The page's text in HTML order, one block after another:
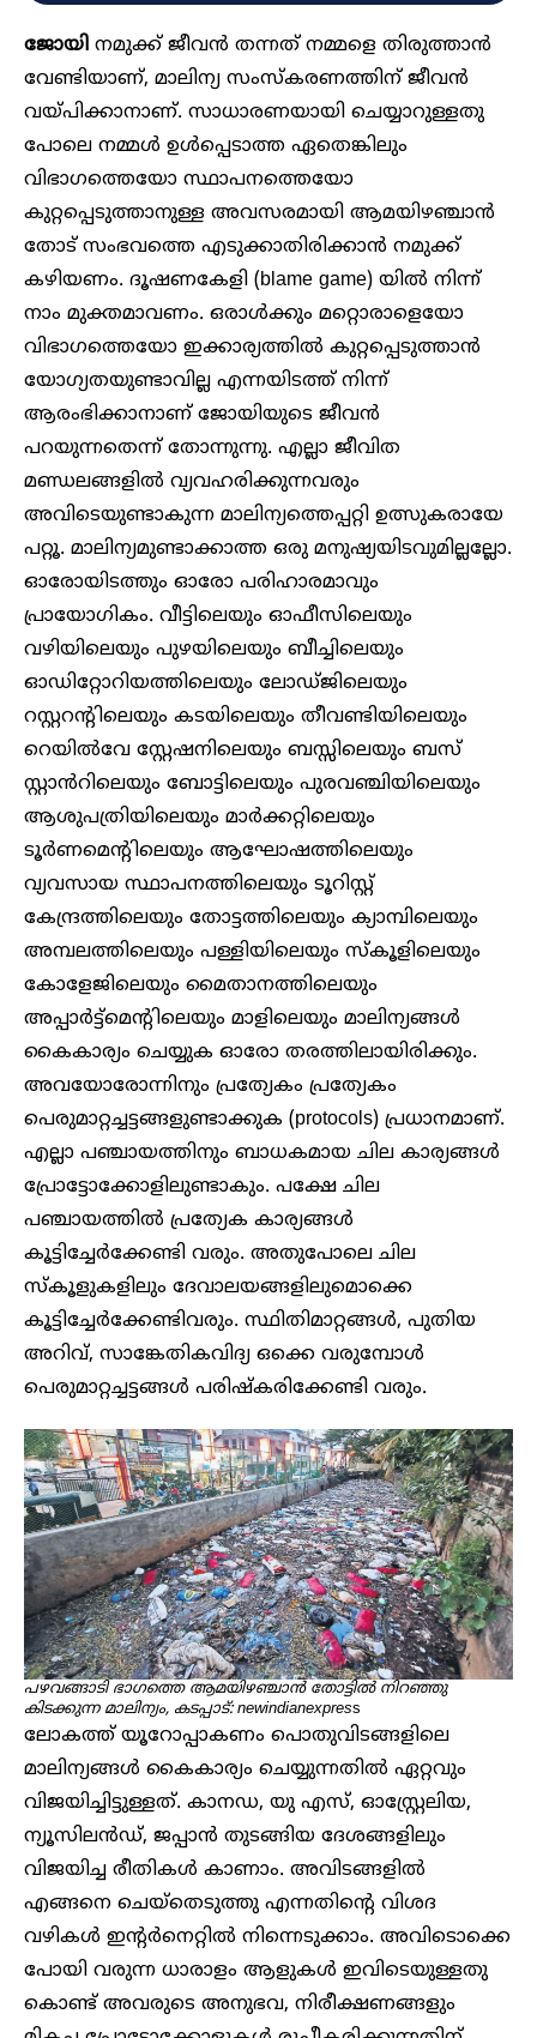
ജോയി നമുക്ക് ജീവൻ തന്നത് നമ്മളെ തിരുത്താൻ
വേണ്ടിയാണ്, മാലിന്യ സംസ്കരണത്തിന് ജീവൻ
വയ്പിക്കാനാണ്. സാധാരണയായി ചെയ്യാറുള്ളതു
പോലെ നമ്മൾ ഉൾപ്പെടാത്ത ഏതെങ്കിലും
വിഭാഗത്തെയോ സ്ഥാപനത്തെയോ
കുറ്റപ്പെടുത്താനുള്ള അവസരമായി ആമയിഴഞ്ചാൻ
തോട് സംഭവത്തെ എടുക്കാതിരിക്കാൻ നമുക്ക്
കഴിയണം. ദൂഷണകേളി (blame game) യിൽ നിന്ന്
നാം മുക്തമാവണം. ഒരാൾക്കും മറ്റൊരാളെയോ
വിഭാഗത്തെയോ ഇക്കാര്യത്തിൽ കുറ്റപ്പെടുത്താൻ
യോഗ്യതയുണ്ടാവില്ല എന്നയിടത്ത് നിന്ന്
ആരംഭിക്കാനാണ് ജോയിയുടെ ജീവൻ
പറയുന്നതെന്ന് തോന്നുന്നു. എല്ലാ ജീവിത
മണ്ഡലങ്ങളിൽ വ്യവഹരിക്കുന്നവരും
അവിടെയുണ്ടാകുന്ന മാലിന്യത്തെപ്പറ്റി ഉത്സുകരായേ
പറ്റൂ. മാലിന്യമുണ്ടാക്കാത്ത ഒരു മനുഷ്യയിടവുമില്ലല്ലോ.
ഓരോയിടത്തും ഓരോ പരിഹാരമാവും
പ്രായോഗികം. വീട്ടിലെയും ഓഫീസിലെയും
വഴിയിലെയും പുഴയിലെയും ബീച്ചിലെയും
ഓഡിറ്റോറിയത്തിലെയും ലോഡ്ജിലെയും
റസ്റ്ററന്റിലെയും കടയിലെയും തീവണ്ടിയിലെയും
റെയിൽവേ സ്റ്റേഷനിലെയും ബസ്സിലെയും ബസ്
സ്റ്റാൻറിലെയും ബോട്ടിലെയും പുരവഞ്ചിയിലെയും
ആശുപത്രിയിലെയും മാർക്കറ്റിലെയും
ടൂർണമെന്റിലെയും ആഘോഷത്തിലെയും
വ്യവസായ സ്ഥാപനത്തിലെയും ടൂറിസ്റ്റ്
കേന്ദ്രത്തിലെയും തോട്ടത്തിലെയും ക്യാമ്പിലെയും
അമ്പലത്തിലെയും പള്ളിയിലെയും സ്കൂളിലെയും
കോളേജിലെയും മൈതാനത്തിലെയും
അപ്പാർട്ട്മെന്റിലെയും മാളിലെയും മാലിന്യങ്ങൾ
കൈകാര്യം ചെയ്യുക ഓരോ തരത്തിലായിരിക്കും.
അവയോരോന്നിനും പ്രത്യേകം പ്രത്യേകം
പെരുമാറ്റച്ചട്ടങ്ങളുണ്ടാക്കുക (protocols) പ്രധാനമാണ്.
എല്ലാ പഞ്ചായത്തിനും ബാധകമായ ചില കാര്യങ്ങൾ
പ്രോട്ടോക്കോളിലുണ്ടാകും. പക്ഷേ ചില
പഞ്ചായത്തിൽ പ്രത്യേക കാര്യങ്ങൾ
കൂട്ടിച്ചേർക്കേണ്ടി വരും. അതുപോലെ ചില
സ്കൂളുകളിലും ദേവാലയങ്ങളിലുമൊക്കെ
കൂട്ടിച്ചേർക്കേണ്ടിവരും. സ്ഥിതിമാറ്റങ്ങൾ, പുതിയ
അറിവ്, സാങ്കേതികവിദ്യ ഒക്കെ വരുമ്പോൾ
പെരുമാറ്റച്ചട്ടങ്ങൾ പരിഷ്കരിക്കേണ്ടി വരും.
പഴവങ്ങാടി ഭാ​ഗത്തെ ആമയിഴഞ്ചാൻ തോട്ടിൽ നിറ‍‌ഞ്ഞു
കിടക്കുന്ന മാലിന്യം, കടപ്പാട്: newindianexpress
ലോകത്ത് യൂറോപ്പാകണം പൊതുവിടങ്ങളിലെ
മാലിന്യങ്ങൾ കൈകാര്യം ചെയ്യുന്നതിൽ ഏറ്റവും
വിജയിച്ചിട്ടുള്ളത്. കാനഡ, യു എസ്, ഓസ്റ്റ്രേലിയ,
ന്യൂസിലൻഡ്, ജപ്പാൻ തുടങ്ങിയ ദേശങ്ങളിലും
വിജയിച്ച രീതികൾ കാണാം. അവിടങ്ങളിൽ
എങ്ങനെ ചെയ്തെടുത്തു എന്നതിന്റെ വിശദ
വഴികൾ ഇന്റർനെറ്റിൽ നിന്നെടുക്കാം. അവിടൊക്കെ
പോയി വരുന്ന ധാരാളം ആളുകൾ ഇവിടെയുള്ളതു
കൊണ്ട് അവരുടെ അനുഭവ, നിരീക്ഷണങ്ങളും